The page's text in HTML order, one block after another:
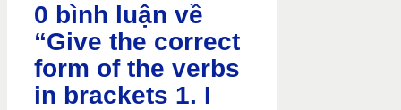
0 bình luận về
“Give the correct
form of the verbs
in brackets 1. I